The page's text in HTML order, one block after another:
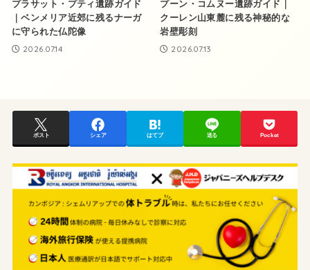
プラサット・プティ遺跡ガイド
｜ベンメリア近郊に残るナーガ
に守られた仏陀像
2026.07.14
プーン・コムヌー遺跡ガイド｜
クーレン山東麓に残る神秘的な
岩壁彫刻
2026.07.13
ポスト シェア はてブ 送る Pocket